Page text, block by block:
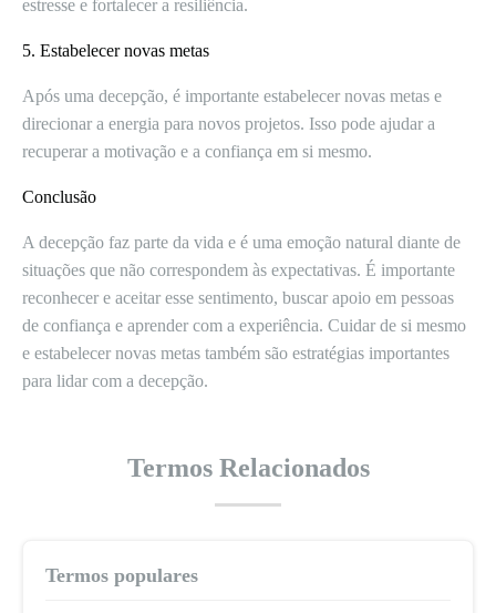
estresse e fortalecer a resiliência.
5. Estabelecer novas metas
Após uma decepção, é importante estabelecer novas metas e
direcionar a energia para novos projetos. Isso pode ajudar a
recuperar a motivação e a confiança em si mesmo.
Conclusão
A decepção faz parte da vida e é uma emoção natural diante de
situações que não correspondem às expectativas. É importante
reconhecer e aceitar esse sentimento, buscar apoio em pessoas
de confiança e aprender com a experiência. Cuidar de si mesmo
e estabelecer novas metas também são estratégias importantes
para lidar com a decepção.
Termos Relacionados
Termos populares